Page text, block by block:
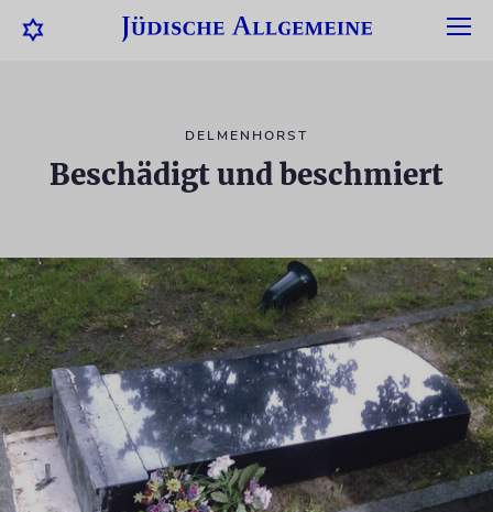
DELMENHORST
Beschädigt und beschmiert